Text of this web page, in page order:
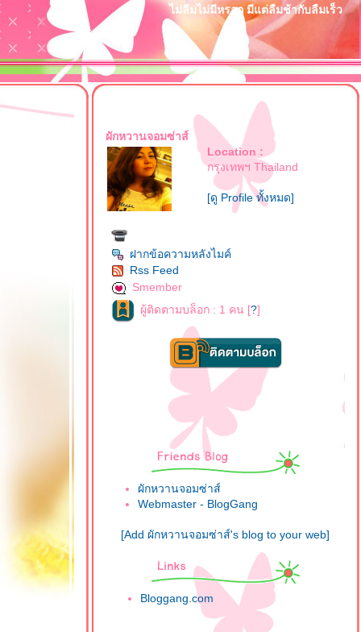
ไม่ลืมไม่มีหรอก มีแต่ลืมช้ากับลืมเร็ว
ผักหวานจอมซ่าส์
Location :
กรุงเทพฯ Thailand
[ดู Profile ทั้งหมด]
ฝากข้อความหลังไมค์
Rss Feed
Smember
ผู้ติดตามบล็อก : 1 คน [?]
ผักหวานจอมซ่าส์
Webmaster - BlogGang
[Add ผักหวานจอมซ่าส์'s blog to your web]
Bloggang.com